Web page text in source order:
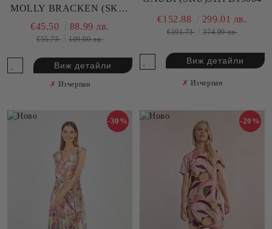
MOLLY BRACKEN (SKU)
N290DP
€45.50 88.99 лв.
€55.73 109.00 лв.
Виж детайли
✗ Изчерпан
€152.88 299.01 лв.
€191.73 374.99 лв.
Виж детайли
✗ Изчерпан
-30% -20%